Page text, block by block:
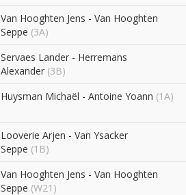
Van Hooghten Jens - Van Hooghten
Seppe (3A)
Servaes Lander - Herremans
Alexander (3B)
Huysman Michaël - Antoine Yoann (1A)
Looverie Arjen - Van Ysacker
Seppe (1B)
Van Hooghten Jens - Van Hooghten
Seppe (W21)